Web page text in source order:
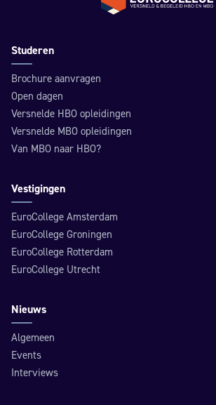
Studeren
Brochure aanvragen
Open dagen
Versnelde HBO opleidingen
Versnelde MBO opleidingen
Van MBO naar HBO?
Vestigingen
EuroCollege Amsterdam
EuroCollege Groningen
EuroCollege Rotterdam
EuroCollege Utrecht
Nieuws
Algemeen
Events
Interviews